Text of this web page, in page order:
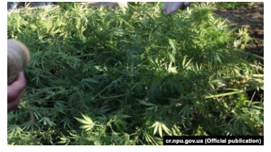
ВСЕ ЗА ДЕНЬ
СПЕЦПРОЕКТИ
ДЕПОРТАЦІЯ
ВІДЕОУРОКИ «ELIFBE»
СВІДЧЕННЯ ОКУПАЦІЇ
УКРАЇНСЬКА ПРОБЛЕМА КРИМУ
ІНФОГРАФІКА
ЯК ОБІЙТИ БЛОКУВАННЯ
Русский
Qırımtatar
ДОЛУЧАЙСЯ!